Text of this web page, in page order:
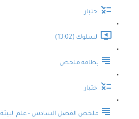
اختبار
السلوك (13:02)
بطاقة ملخص
اختبار
ملخص الفصل السادس - علم البيئة